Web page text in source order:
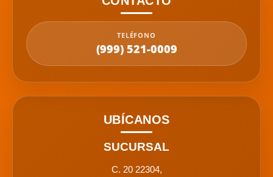
TELÉFONO
(999) 521-0009
UBÍCANOS
SUCURSAL
C. 20 22304,